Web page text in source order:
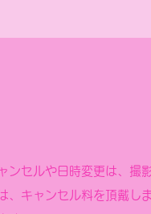
ンセルや日時変更は、撮
、キャンセル料を頂戴